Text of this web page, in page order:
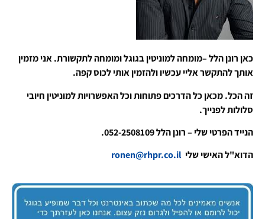
כאן רונן הלל –מומחה למוניטין בגוגל ומומחה לתקשורת. אני מזמין
אותך להתקשר אליי עכשיו ולהזמין אותי לכוס קפה.
זה הכל. מכאן כל הדרכים פתוחות וכל האפשרויות למוניטין חיובי
סלולות לפנייך.
הנייד הפרטי שלי – רונן הלל 052-2508109.
הדוא"ל האישי שליronen@rhpr.co.il